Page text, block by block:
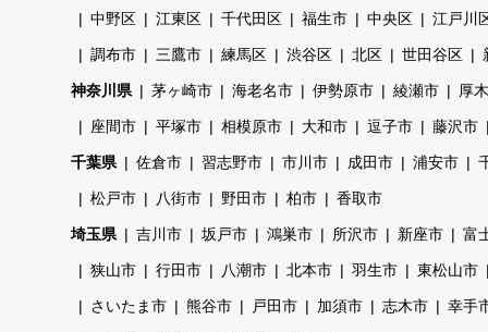
中野区 江東区 千代田区 福生市 中央区 江戸川
調布市 三鷹市 練馬区 渋谷区 北区 世田谷区
神奈川県 茅ヶ崎市 海老名市 伊勢原市 綾瀬市 厚
座間市 平塚市 相模原市 大和市 逗子市 藤沢市
千葉県 佐倉市 習志野市 市川市 成田市 浦安市
松戸市 八街市 野田市 柏市 香取市
埼玉県 吉川市 坂戸市 鴻巣市 所沢市 新座市 富
狭山市 行田市 八潮市 北本市 羽生市 東松山市
さいたま市 熊谷市 戸田市 加須市 志木市 幸手